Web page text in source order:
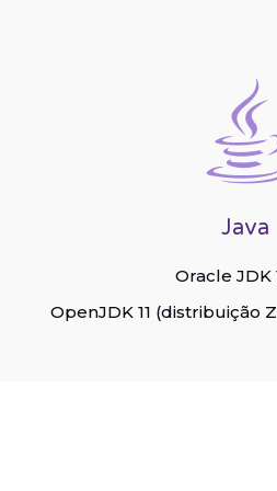
Java
Oracle JDK
OpenJDK 11 (distribuição